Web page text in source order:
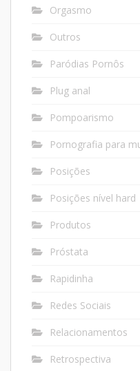
Orgasmo
Outros
Paródias Pornôs
Plug anal
Pompoarismo
Pornografia para
Posições
Posições nível hard
Produtos
Próstata
Rapidinha
Redes Sociais
Relacionamentos
Retrospectiva